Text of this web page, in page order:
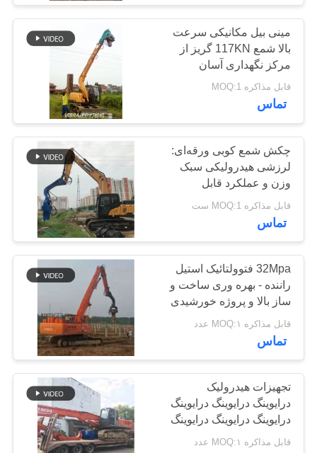
PRIVACY
POLICY
مینی بیل مکانیکی سرعت
بالا شمع 117KN گریز از
مرکز نگهداری آسان
قابل مذاکره MOQ:1
تماس
چکش شمع کوبی ورقه‌ای:
لرزشی هیدرولیکی سبک
وزن و عملکرد قابل
اطمینان
قابل مذاکره MOQ:1 ست
تماس
32Mpa فتوولتائیک استیل
راننده - بهره وری ساخت و
ساز بالا و پروژه خورشیدی
تخصصی
قابل مذاکره MOQ:۱ عدد
تماس
تجهیزات هیدرولیک
درایوینگ درایوینگ درایوینگ
درایوینگ درایوینگ درایوینگ
درایوینگ درایوینگ درایوینگ
قابل مذاکره MOQ:۱ عدد